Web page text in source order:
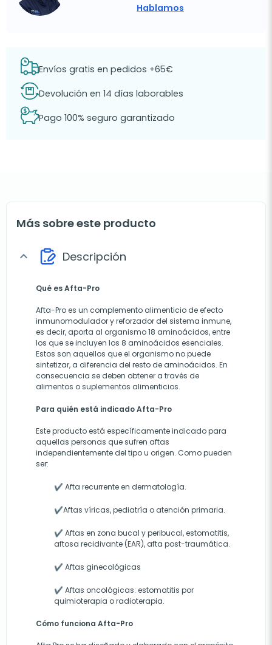
Hablamos
Envíos gratis en pedidos +65€
Devolución en 14 días laborables
Pago 100% seguro garantizado
Más sobre este producto
expand_more Descripción
Qué es Afta-Pro
Afta-Pro es un complemento alimenticio de efecto
inmunomodulador y reforzador del sistema inmune,
es decir, aporta al organismo 18 aminoácidos, entre
los que se incluyen los 8 aminoácidos esenciales.
Estos son aquellos que el organismo no puede
sintetizar, a diferencia del resto de aminoácidos. En
consecuencia se deben obtener a través de
alimentos o suplementos alimenticios.
Para quién está indicado Afta-Pro
Este producto está específicamente indicado para
aquellas personas que sufren aftas
independientemente del tipo u origen. Como pueden
ser:
✔ Afta recurrente en dermatología.
✔Aftas víricas, pediatría o atención primaria.
✔ Aftas en zona bucal y peribucal, estomatitis,
aftosa recidivante (EAR), afta post-traumática.
✔ Aftas ginecológicas
✔ Aftas oncológicas: estomatitis por
quimioterapia o radioterapia.
Cómo funciona Afta-Pro